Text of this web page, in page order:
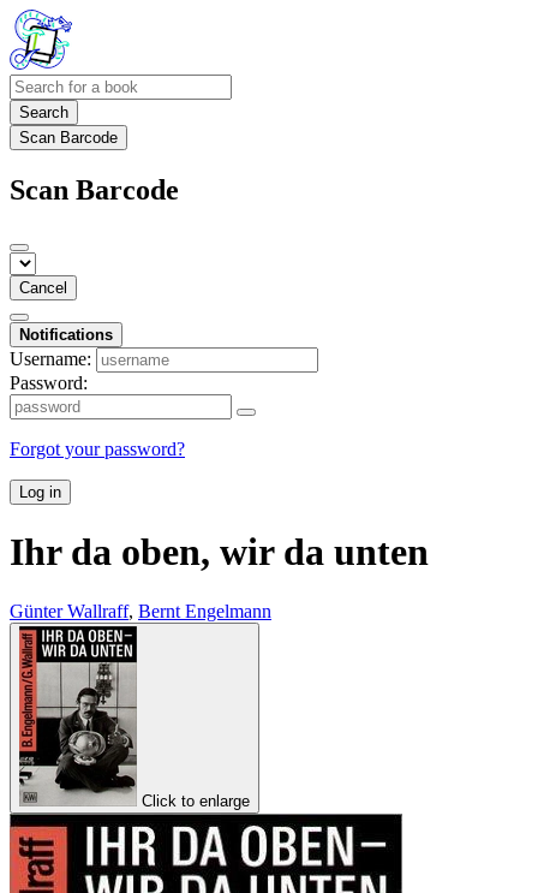
Search
Scan Barcode
Scan Barcode
Cancel
Notifications
Username:
Password:
Forgot your password?
Log in
Ihr da oben, wir da unten
Günter Wallraff, Bernt Engelmann
Click to enlarge